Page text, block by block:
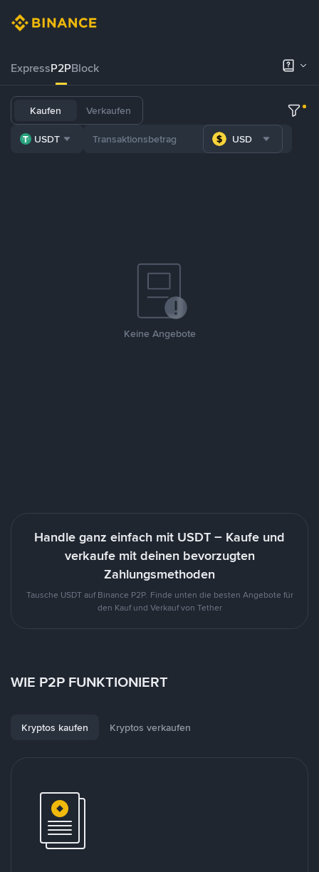
ExpressP2PBlock
Kaufen Verkaufen
USDT USD
Keine Angebote
Handle ganz einfach mit USDT – Kaufe und
verkaufe mit deinen bevorzugten
Zahlungsmethoden
Tausche USDT auf Binance P2P. Finde unten die besten Angebote für
den Kauf und Verkauf von Tether
WIE P2P FUNKTIONIERT
Kryptos kaufen Kryptos verkaufen